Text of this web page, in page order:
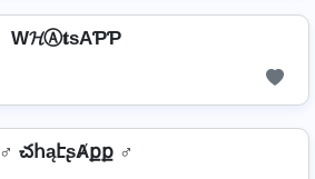
W𝓗Ⓐ𝐭ѕAƤƤ
♂️ చհąէʂȺքք ♂️